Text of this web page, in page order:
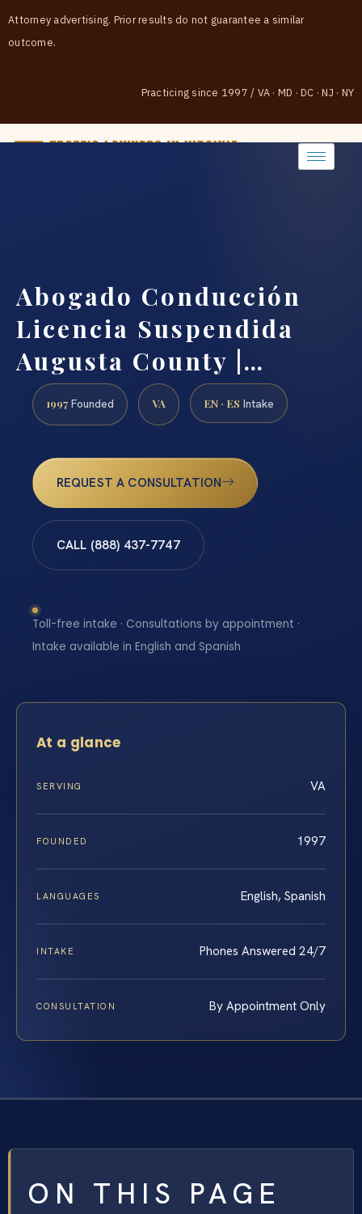
Attorney advertising. Prior results do not guarantee a similar
outcome.
Practicing since 1997 / VA · MD · DC · NJ · NY
Abogado Conducción
Licencia Suspendida
Augusta County |…
1997 Founded VA EN · ES Intake
REQUEST A CONSULTATION
CALL (888) 437-7747
Toll-free intake · Consultations by appointment ·
Intake available in English and Spanish
At a glance
SERVING VA
FOUNDED 1997
LANGUAGES English, Spanish
INTAKE Phones Answered 24/7
CONSULTATION By Appointment Only
ON THIS PAGE